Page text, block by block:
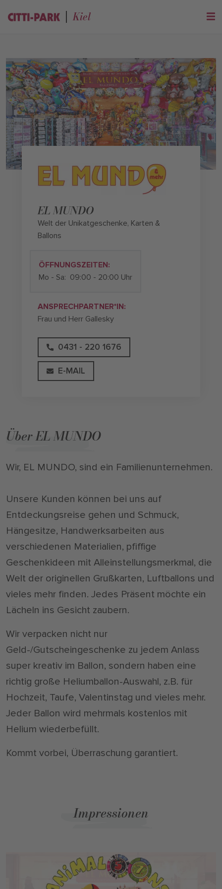
Kiel
EL MUNDO
Welt der Unikatgeschenke, Karten &
Ballons
ÖFFNUNGSZEITEN:
Mo - Sa: 09:00 - 20:00 Uhr
ANSPRECHPARTNER*IN:
Frau und Herr Gallesky
0431 - 220 1676
E-MAIL
Über EL MUNDO
Wir, EL MUNDO, sind ein Familienunternehmen.
Unsere Kunden können bei uns auf
Entdeckungsreise gehen und Schmuck,
Hängesitze, Handwerksarbeiten aus
verschiedenen Materialien, pfiffige
Geschenkideen mit Alleinstellungsmerkmal, die
Welt der originellen Grußkarten, Luftballons und
vieles mehr finden. Jedes Präsent möchte ein
Lächeln ins Gesicht zaubern.
Wir verpacken nicht nur
Geld-/Gutscheingeschenke zu jedem Anlass
super kreativ im Ballon, sondern haben eine
richtig große Heliumballon-Auswahl, z.B. für
Hochzeit, Taufe, Valentinstag und vieles mehr.
Jeder Ballon wird mehrmals kostenlos mit
Helium wiederbefüllt.
Kommt vorbei, Überraschung garantiert.
Impressionen